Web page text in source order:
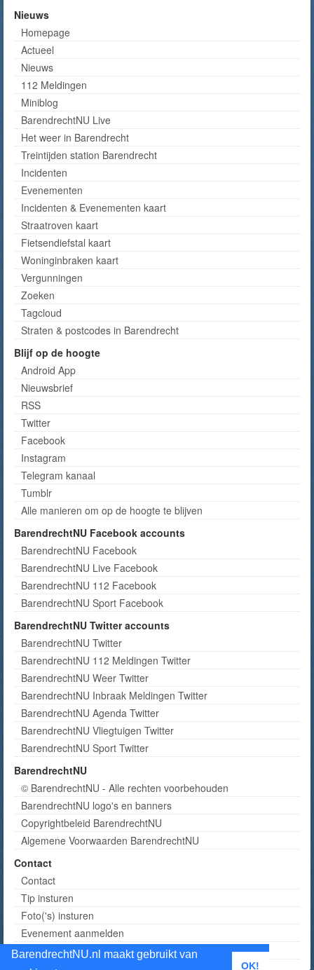
BarendrechtNU.nl maakt gebruikt van
OK!
Nieuws
Homepage
Actueel
Nieuws
112 Meldingen
Miniblog
BarendrechtNU Live
Het weer in Barendrecht
Treintijden station Barendrecht
Incidenten
Evenementen
Incidenten & Evenementen kaart
Straatroven kaart
Fietsendiefstal kaart
Woninginbraken kaart
Vergunningen
Zoeken
Tagcloud
Straten & postcodes in Barendrecht
Blijf op de hoogte
Android App
Nieuwsbrief
RSS
Twitter
Facebook
Instagram
Telegram kanaal
Tumblr
Alle manieren om op de hoogte te blijven
BarendrechtNU Facebook accounts
BarendrechtNU Facebook
BarendrechtNU Live Facebook
BarendrechtNU 112 Facebook
BarendrechtNU Sport Facebook
BarendrechtNU Twitter accounts
BarendrechtNU Twitter
BarendrechtNU 112 Meldingen Twitter
BarendrechtNU Weer Twitter
BarendrechtNU Inbraak Meldingen Twitter
BarendrechtNU Agenda Twitter
BarendrechtNU Vliegtuigen Twitter
BarendrechtNU Sport Twitter
BarendrechtNU
© BarendrechtNU - Alle rechten voorbehouden
BarendrechtNU logo's en banners
Copyrightbeleid BarendrechtNU
Algemene Voorwaarden BarendrechtNU
Contact
Contact
Tip insturen
Foto('s) insturen
Evenement aanmelden
Informatie aanvragen adverteren